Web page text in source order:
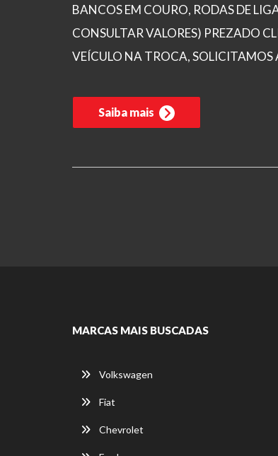
BANCOS EM COURO, RODAS DE
CONSULTAR VALORES) PREZADO
VEÍCULO NA TROCA, SOLICITAMOS
Saiba mais
MARCAS MAIS BUSCADAS
Volkswagen
Fiat
Chevrolet